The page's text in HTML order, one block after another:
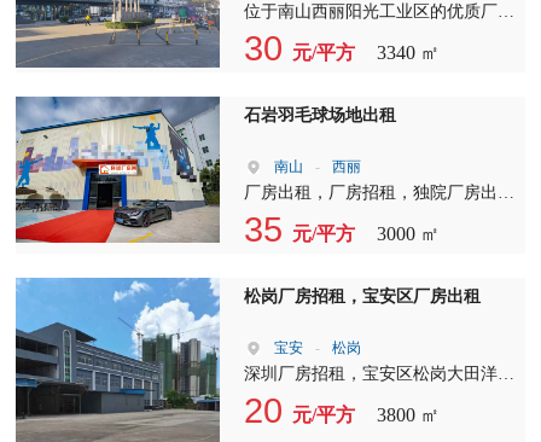
位于南山西丽阳光工业区的优质厂
房，现正火热招租中！这里租金物业
费仅为30元/平方米（不含税），再
适的办公环境。每月仅需支付800元
费方面，仅需22元/kva，为您节省更
多成本。我们提供的带百万精装修户
型，适合办公、车间、仓库等多种用
途，满足您的多元化需求。 厂房层
工作提供充足的空间。我们还提供卸
率。 周边配套设施齐全，配有公
寓、餐厅、运动场等，让您在忙碌的
境。在这里，您将体验到一站式服
30 元/平方 3340 ㎡
石岩羽毛球场地出租
南山 - 西丽
厂房出租，厂房招租，独院厂房出租
——这里是深圳市宝安区石岩外环高
速口，一处极具潜力的商业地段。这
资源。 高度达到13米的厂房，为您
还是仓储，都能满足您的需求。周边
企业云集，其中包括欣旺达、裕同、
拓邦三家上市公司，斜对面更是华为
子公司的所在地，这样的地理位置无
35 元/平方 3000 ㎡
松岗厂房招租，宝安区厂房出租
宝安 - 松岗
深圳厂房招租，宝安区松岗大田洋新
出楼上950平 二个 三顿货梯 一个客
梯 现成办公室 前台 可看可定 形象好
20 元/平方 3800 ㎡